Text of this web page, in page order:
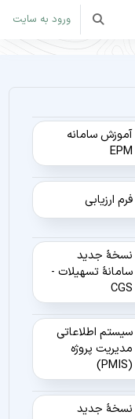
Toggle search input
ورود به سایت
آموزش سامانه
EPMپیوند
فرم ارزیابیفرم ارزیابی درس
نسخۀ جدید
سامانۀ تسهیلات -
CGSپوشه
سیستم‌ اطلاعاتی
مدیریت پروژه
(PMIS)
پوشه
نسخۀ جدید